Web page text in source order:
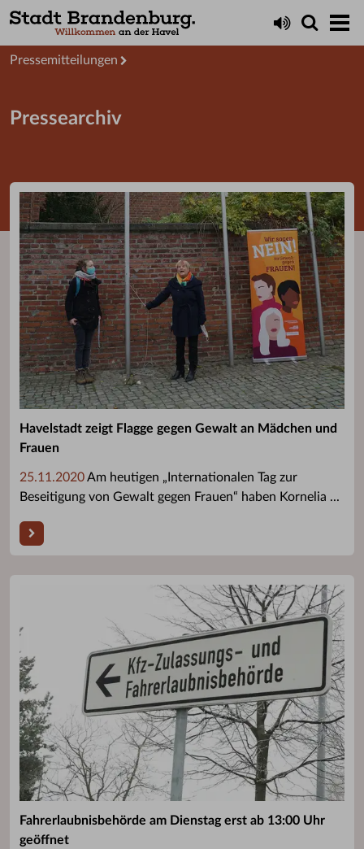
Presseservice
Pressemitteilungen
Pressearchiv
Havelstadt zeigt Flagge gegen Gewalt an Mädchen und
Frauen
25.11.2020Am heutigen „Internationalen Tag zur
Beseitigung von Gewalt gegen Frauen“ haben Kornelia ...
Fahrerlaubnisbehörde am Dienstag erst ab 13:00 Uhr
geöffnet